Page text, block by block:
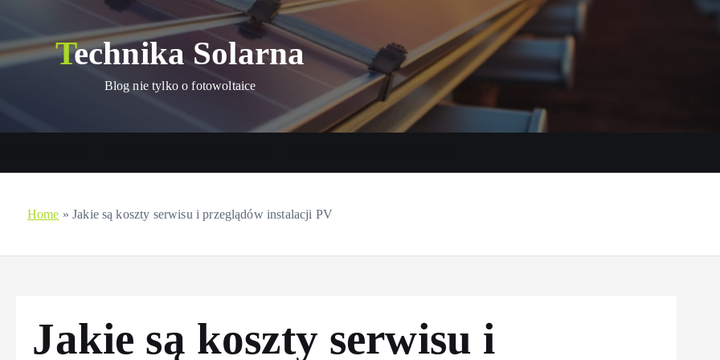
Technika Solarna
Blog nie tylko o fotowoltaice
Home »Jakie są koszty serwisu i przeglądów instalacji PV
Jakie są koszty serwisu i